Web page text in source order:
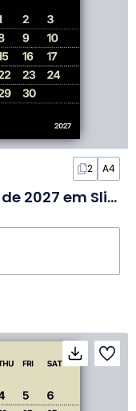
2 A4
Calendário Simples de Abril de 2027 em Slides